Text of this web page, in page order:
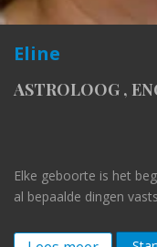
,
is het begin van
dingen vaststaan